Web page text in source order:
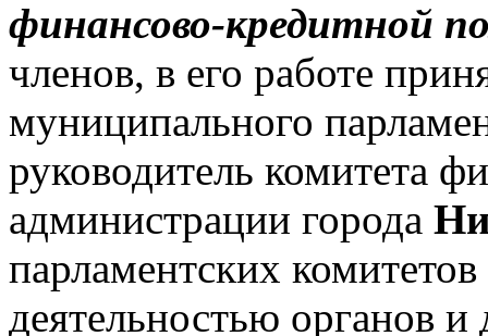
финансово-кредитной
членов, в его работе
муниципального
руководитель комитета
администрации города
парламентских
деятельностью органов